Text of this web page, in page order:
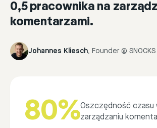
0,5 pracownika na
komentarzami.
Johannes Kliesch, Founder @ SNOCKS
80%Oszczędność czasu
zarządzaniu